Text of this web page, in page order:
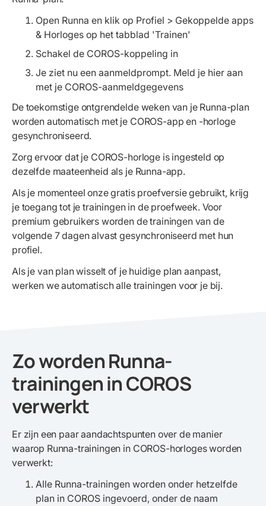
Open Runna en klik op Profiel > Gekoppelde apps
& Horloges op het tabblad 'Trainen'
Schakel de COROS-koppeling in
Je ziet nu een aanmeldprompt. Meld je hier aan
met je COROS-aanmeldgegevens
De toekomstige ontgrendelde weken van je Runna-plan
worden automatisch met je COROS-app en -horloge
gesynchroniseerd.
Zorg ervoor dat je COROS-horloge is ingesteld op
dezelfde maateenheid als je Runna-app.
Als je momenteel onze gratis proefversie gebruikt, krijg
je toegang tot je trainingen in de proefweek. Voor
premium gebruikers worden de trainingen van de
volgende 7 dagen alvast gesynchroniseerd met hun
profiel.
Als je van plan wisselt of je huidige plan aanpast,
werken we automatisch alle trainingen voor je bij.
Zo worden Runna-
trainingen in COROS
verwerkt
Er zijn een paar aandachtspunten over de manier
waarop Runna-trainingen in COROS-horloges worden
verwerkt:
Alle Runna-trainingen worden onder hetzelfde
plan in COROS ingevoerd, onder de naam